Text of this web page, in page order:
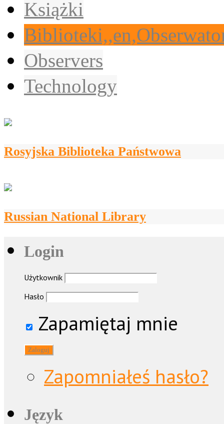
Książki
Observers
Technology
Rosyjska Biblioteka Państwowa
Russian National Library
Login
Użytkownik
Hasło
Zapamiętaj mnie
Zapomniałeś hasło?
Język